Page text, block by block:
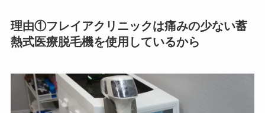
理由①フレイアクリニックは痛みの少ない蓄
熱式医療脱毛機を使用しているから